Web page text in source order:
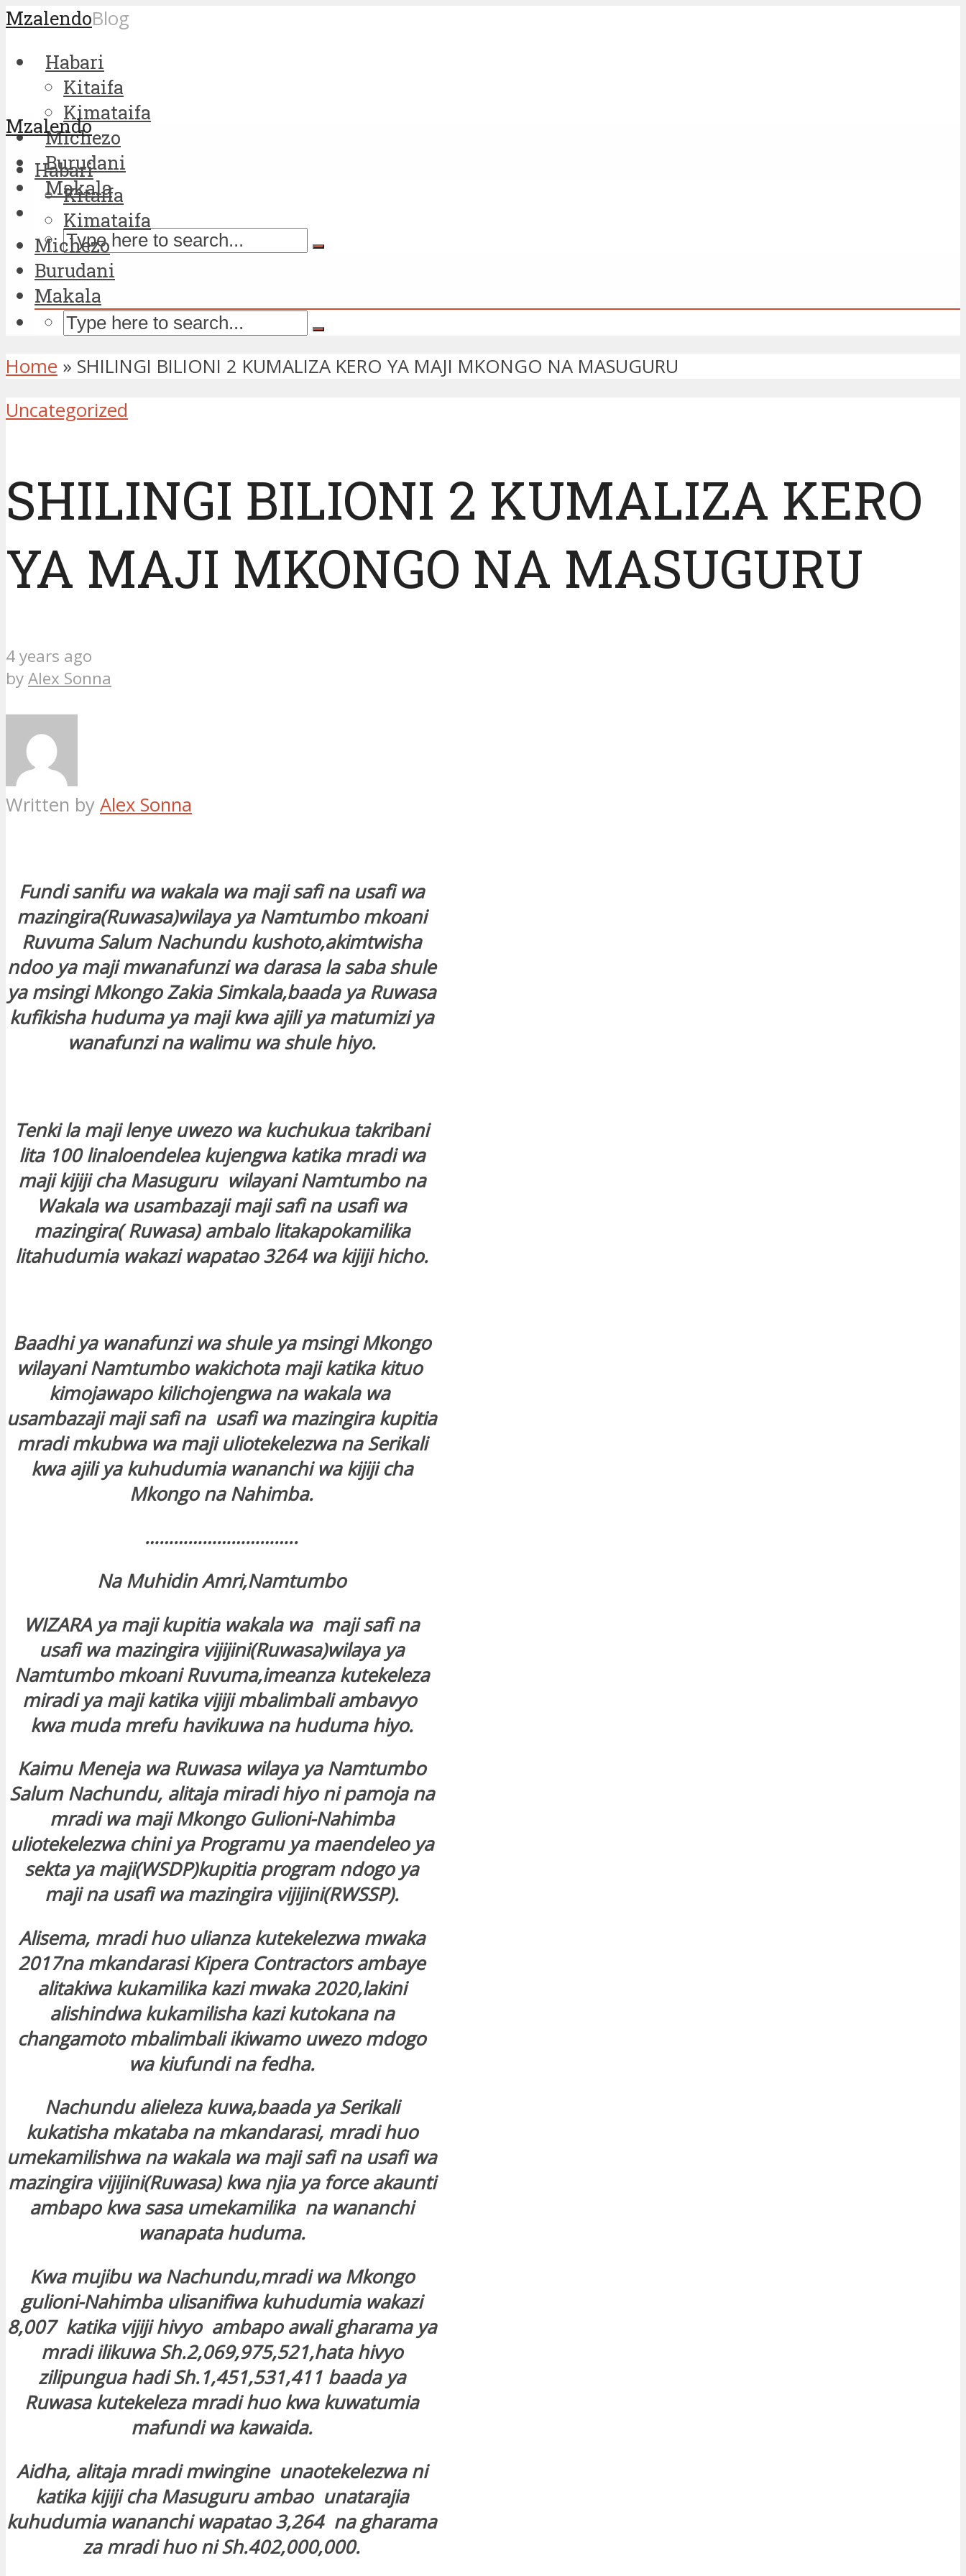
MzalendoBlog
Habari
Kitaifa
Kimataifa
Michezo
Burudani
Makala
Mzalendo
Habari
Kitaifa
Kimataifa
Michezo
Burudani
Makala
Home » SHILINGI BILIONI 2 KUMALIZA KERO YA MAJI MKONGO NA MASUGURU
Uncategorized
SHILINGI BILIONI 2 KUMALIZA KERO
YA MAJI MKONGO NA MASUGURU
4 years ago
byAlex Sonna
Written by Alex Sonna
Fundi sanifu wa wakala wa maji safi na usafi wa
mazingira(Ruwasa)wilaya ya Namtumbo mkoani
Ruvuma Salum Nachundu kushoto,akimtwisha
ndoo ya maji mwanafunzi wa darasa la saba shule
ya msingi Mkongo Zakia Simkala,baada ya Ruwasa
kufikisha huduma ya maji kwa ajili ya matumizi ya
wanafunzi na walimu wa shule hiyo.
Tenki la maji lenye uwezo wa kuchukua takribani
lita 100 linaloendelea kujengwa katika mradi wa
maji kijiji cha Masuguru wilayani Namtumbo na
Wakala wa usambazaji maji safi na usafi wa
mazingira( Ruwasa) ambalo litakapokamilika
litahudumia wakazi wapatao 3264 wa kijiji hicho.
Baadhi ya wanafunzi wa shule ya msingi Mkongo
wilayani Namtumbo wakichota maji katika kituo
kimojawapo kilichojengwa na wakala wa
usambazaji maji safi na usafi wa mazingira kupitia
mradi mkubwa wa maji uliotekelezwa na Serikali
kwa ajili ya kuhudumia wananchi wa kijiji cha
Mkongo na Nahimba.
…………………………..
Na Muhidin Amri,Namtumbo
WIZARA ya maji kupitia wakala wa maji safi na
usafi wa mazingira vijijini(Ruwasa)wilaya ya
Namtumbo mkoani Ruvuma,imeanza kutekeleza
miradi ya maji katika vijiji mbalimbali ambavyo
kwa muda mrefu havikuwa na huduma hiyo.
Kaimu Meneja wa Ruwasa wilaya ya Namtumbo
Salum Nachundu, alitaja miradi hiyo ni pamoja na
mradi wa maji Mkongo Gulioni-Nahimba
uliotekelezwa chini ya Programu ya maendeleo ya
sekta ya maji(WSDP)kupitia program ndogo ya
maji na usafi wa mazingira vijijini(RWSSP).
Alisema, mradi huo ulianza kutekelezwa mwaka
2017na mkandarasi Kipera Contractors ambaye
alitakiwa kukamilika kazi mwaka 2020,lakini
alishindwa kukamilisha kazi kutokana na
changamoto mbalimbali ikiwamo uwezo mdogo
wa kiufundi na fedha.
Nachundu alieleza kuwa,baada ya Serikali
kukatisha mkataba na mkandarasi, mradi huo
umekamilishwa na wakala wa maji safi na usafi wa
mazingira vijijini(Ruwasa) kwa njia ya force akaunti
ambapo kwa sasa umekamilika na wananchi
wanapata huduma.
Kwa mujibu wa Nachundu,mradi wa Mkongo
gulioni-Nahimba ulisanifiwa kuhudumia wakazi
8,007 katika vijiji hivyo ambapo awali gharama ya
mradi ilikuwa Sh.2,069,975,521,hata hivyo
zilipungua hadi Sh.1,451,531,411 baada ya
Ruwasa kutekeleza mradi huo kwa kuwatumia
mafundi wa kawaida.
Aidha, alitaja mradi mwingine unaotekelezwa ni
katika kijiji cha Masuguru ambao unatarajia
kuhudumia wananchi wapatao 3,264 na gharama
za mradi huo ni Sh.402,000,000.